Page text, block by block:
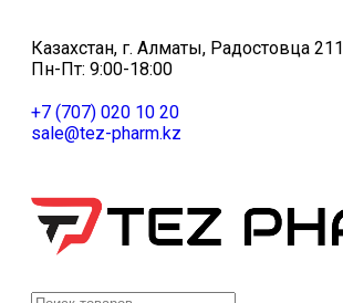
Казахстан, г. Алматы, Радостовца 211
Пн-Пт: 9:00-18:00
+7 (707) 020 10 20
sale@tez-pharm.kz